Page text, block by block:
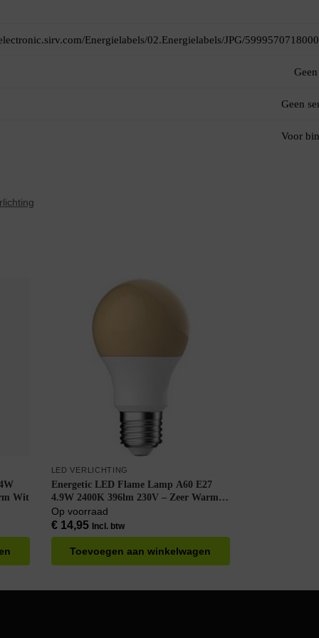
Energielabels/02.Energielabels/JPG/
Geen
Voor
Wit
LED VERLICHTING
Energetic LED Flame Lamp A60 E27
4.9W 2400K 396lm 230V – Zeer Warm
Wit
Op voorraad
€14,95 Incl. btw
Toevoegen aan winkelwagen